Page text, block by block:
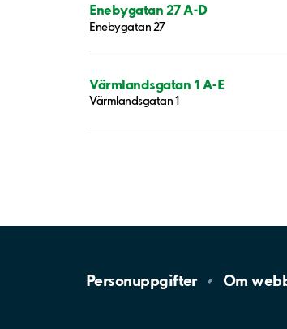
Enebygatan 27 A-D
Enebygatan 27
Värmlandsgatan 1 A-E
Värmlandsgatan 1
Personuppgifter Om